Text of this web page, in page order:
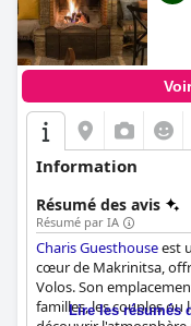
Information
Résumé des avis
Résumé par IA
Charis Guesthouseest
cœur de Makrinitsa,
Volos. Son
familles, les couples
Lire les résumés